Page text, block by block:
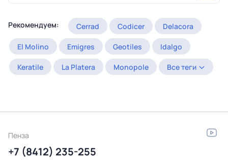
Рекомендуем: Cerrad Codicer Delacora
El Molino Emigres Geotiles Idalgo
Keratile La Platera Monopole Все теги
Пенза
+7 (8412) 235-255